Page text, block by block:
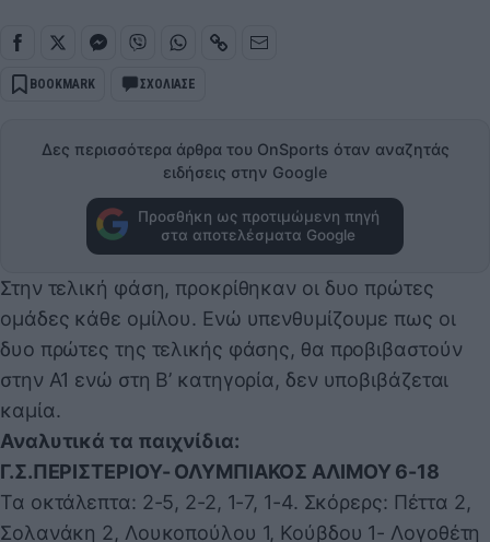
BOOKMARK ΣΧΟΛΙΑΣΕ
Δες περισσότερα άρθρα του OnSports όταν αναζητάς
ειδήσεις στην Google
Προσθήκη ως προτιμώμενη πηγή
στα αποτελέσματα Google
Στην τελική φάση, προκρίθηκαν οι δυο πρώτες
ομάδες κάθε ομίλου. Ενώ υπενθυμίζουμε πως οι
δυο πρώτες της τελικής φάσης, θα προβιβαστούν
στην Α1 ενώ στη Β’ κατηγορία, δεν υποβιβάζεται
καμία.
Αναλυτικά τα παιχνίδια:
Γ.Σ.ΠΕΡΙΣΤΕΡΙΟΥ- ΟΛΥΜΠΙΑΚΟΣ ΑΛΙΜΟΥ 6-18
Τα οκτάλεπτα: 2-5, 2-2, 1-7, 1-4. Σκόρερς: Πέττα 2,
Σολανάκη 2, Λουκοπούλου 1, Κούβδου 1- Λογοθέτη